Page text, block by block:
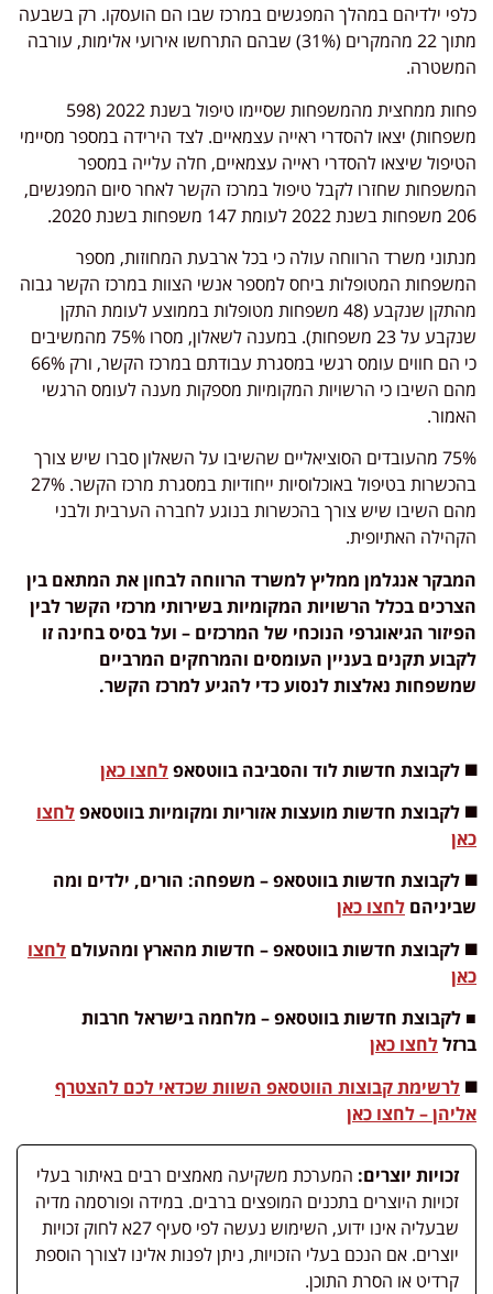
כלפי ילדיהם במהלך המפגשים במרכז שבו הם הועסקו. רק בשבעה
מתוך 22 מהמקרים (31%) שבהם התרחשו אירועי אלימות, עורבה
המשטרה.
פחות ממחצית מהמשפחות שסיימו טיפול בשנת 2022 (598
משפחות) יצאו להסדרי ראייה עצמאיים. לצד הירידה במספר מסיימי
הטיפול שיצאו להסדרי ראייה עצמאיים, חלה עלייה במספר
המשפחות שחזרו לקבל טיפול במרכז הקשר לאחר סיום המפגשים,
206 משפחות בשנת 2022 לעומת 147 משפחות בשנת 2020.
מנתוני משרד הרווחה עולה כי בכל ארבעת המחוזות, מספר
המשפחות המטופלות ביחס למספר אנשי הצוות במרכז הקשר גבוה
מהתקן שנקבע (48 משפחות מטופלות בממוצע לעומת התקן
שנקבע על 23 משפחות). במענה לשאלון, מסרו 75% מהמשיבים
כי הם חווים עומס רגשי במסגרת עבודתם במרכז הקשר, ורק 66%
מהם השיבו כי הרשויות המקומיות מספקות מענה לעומס הרגשי
האמור.
75% מהעובדים הסוציאליים שהשיבו על השאלון סברו שיש צורך
בהכשרות בטיפול באוכלוסיות ייחודיות במסגרת מרכז הקשר. 27%
מהם השיבו שיש צורך בהכשרות בנוגע לחברה הערבית ולבני
הקהילה האתיופית.
המבקר אנגלמן ממליץ למשרד הרווחה לבחון את המתאם בין
הצרכים בכלל הרשויות המקומיות בשירותי מרכזי הקשר לבין
הפיזור הגיאוגרפי הנוכחי של המרכזים – ועל בסיס בחינה זו
לקבוע תקנים בעניין העומסים והמרחקים המרביים
שמשפחות נאלצות לנסוע כדי להגיע למרכז הקשר.
◼️ לקבוצת חדשות לוד והסביבה בווטסאפלחצו כאן
◼️ לקבוצת חדשות מועצות אזוריות ומקומיות בווטסאפלחצו
כאן
◼️ לקבוצת חדשות בווטסאפ – משפחה: הורים, ילדים ומה
שביניהם לחצו כאן
◼️ לקבוצת חדשות בווטסאפ – חדשות מהארץ ומהעולם לחצו
כאן
■ לקבוצת חדשות בווטסאפ – מלחמה בישראל חרבות
ברזללחצו כאן
◼️ לרשימת קבוצות הווטסאפ השוות שכדאי לכם להצטרף
אליהן – לחצו כאן
זכויות יוצרים: המערכת משקיעה מאמצים רבים באיתור בעלי
זכויות היוצרים בתכנים המופצים ברבים. במידה ופורסמה מדיה
שבעליה אינו ידוע, השימוש נעשה לפי סעיף 27א לחוק זכויות
יוצרים. אם הנכם בעלי הזכויות, ניתן לפנות אלינו לצורך הוספת
קרדיט או הסרת התוכן.